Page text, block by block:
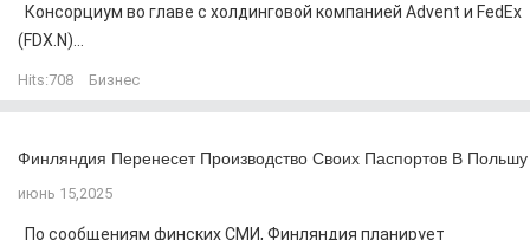
Консорциум во главе с холдинговой компанией Advent и FedEx
(FDX.N)...
Hits:708 Бизнес
Финляндия Перенесет Производство Своих Паспортов В Польшу
июнь 15,2025
По сообщениям финских СМИ, Финляндия планирует